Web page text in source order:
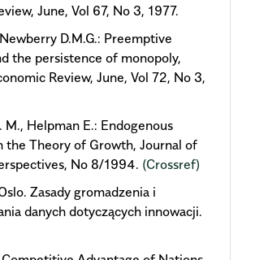
June, Vol 67, No 3, 1977.
D.M.G.: Preemptive
the persistence of monopoly,
Review, June, Vol 72, No 3,
M., Helpman E.: Endogenous
the Theory of Growth, Journal of
No 8/1994. (Crossref)
Zasady gromadzenia i
danych dotyczących innowacji.